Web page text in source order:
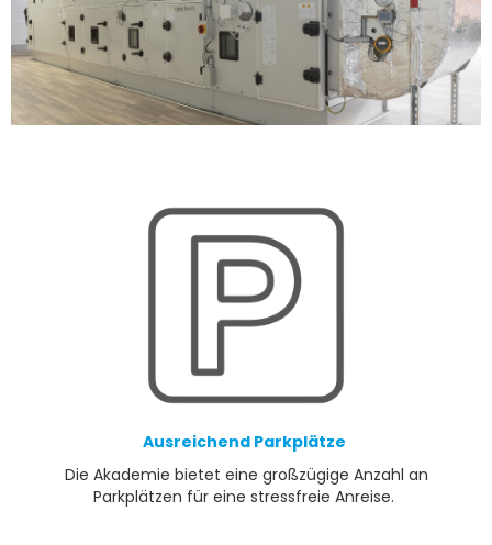
Ausreichend Parkplätze
Die Akademie bietet eine großzügige Anzahl an
Parkplätzen für eine stressfreie Anreise.